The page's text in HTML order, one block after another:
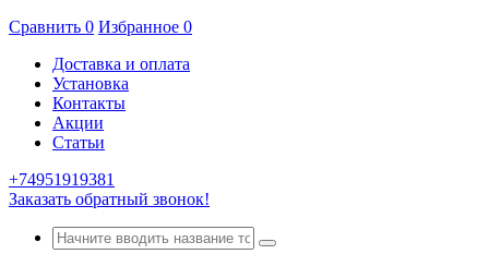
Сравнить 0 Избранное 0
Доставка и оплата
Установка
Контакты
Акции
Статьи
+74951919381
Заказать обратный звонок!